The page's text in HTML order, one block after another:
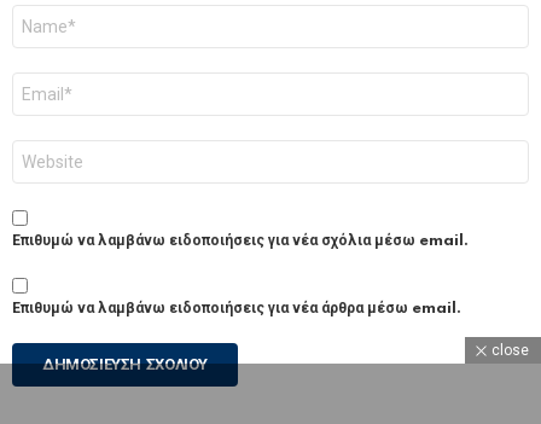
Επιθυμώ να λαμβάνω ειδοποιήσεις για νέα σχόλια μέσω email.
Επιθυμώ να λαμβάνω ειδοποιήσεις για νέα άρθρα μέσω email.
close